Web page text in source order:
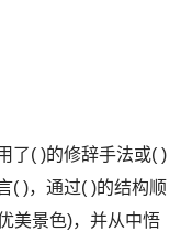
了( )的修辞手法或( )
( )，通过( )的结构顺
美景色)，并从中悟